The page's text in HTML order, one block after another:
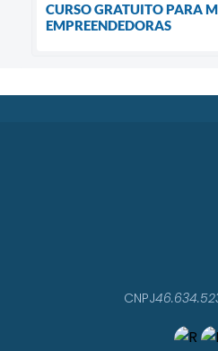
CURSO GRATUITO PARA
EMPREENDEDORAS
CNPJ